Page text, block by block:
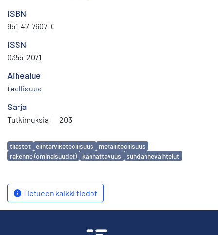
ISBN
951-47-7607-0
ISSN
0355-2071
Aihealue
teollisuus
Sarja
Tutkimuksia | 203
Avainsanat
tilastot elintarviketeollisuus
metalliteollisuus
rakenne (ominaisuudet)
kannattavuus suhdannevaihtelut
Tietueen kaikki tiedot